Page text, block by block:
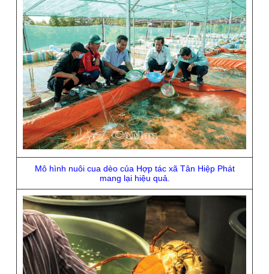
Mô hình nuôi cua dèo của Hợp tác xã Tân Hiệp Phát
mang lại hiệu quả.